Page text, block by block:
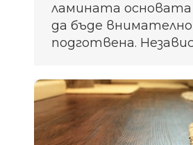
ламината
да бъде внимателно
подготвена.